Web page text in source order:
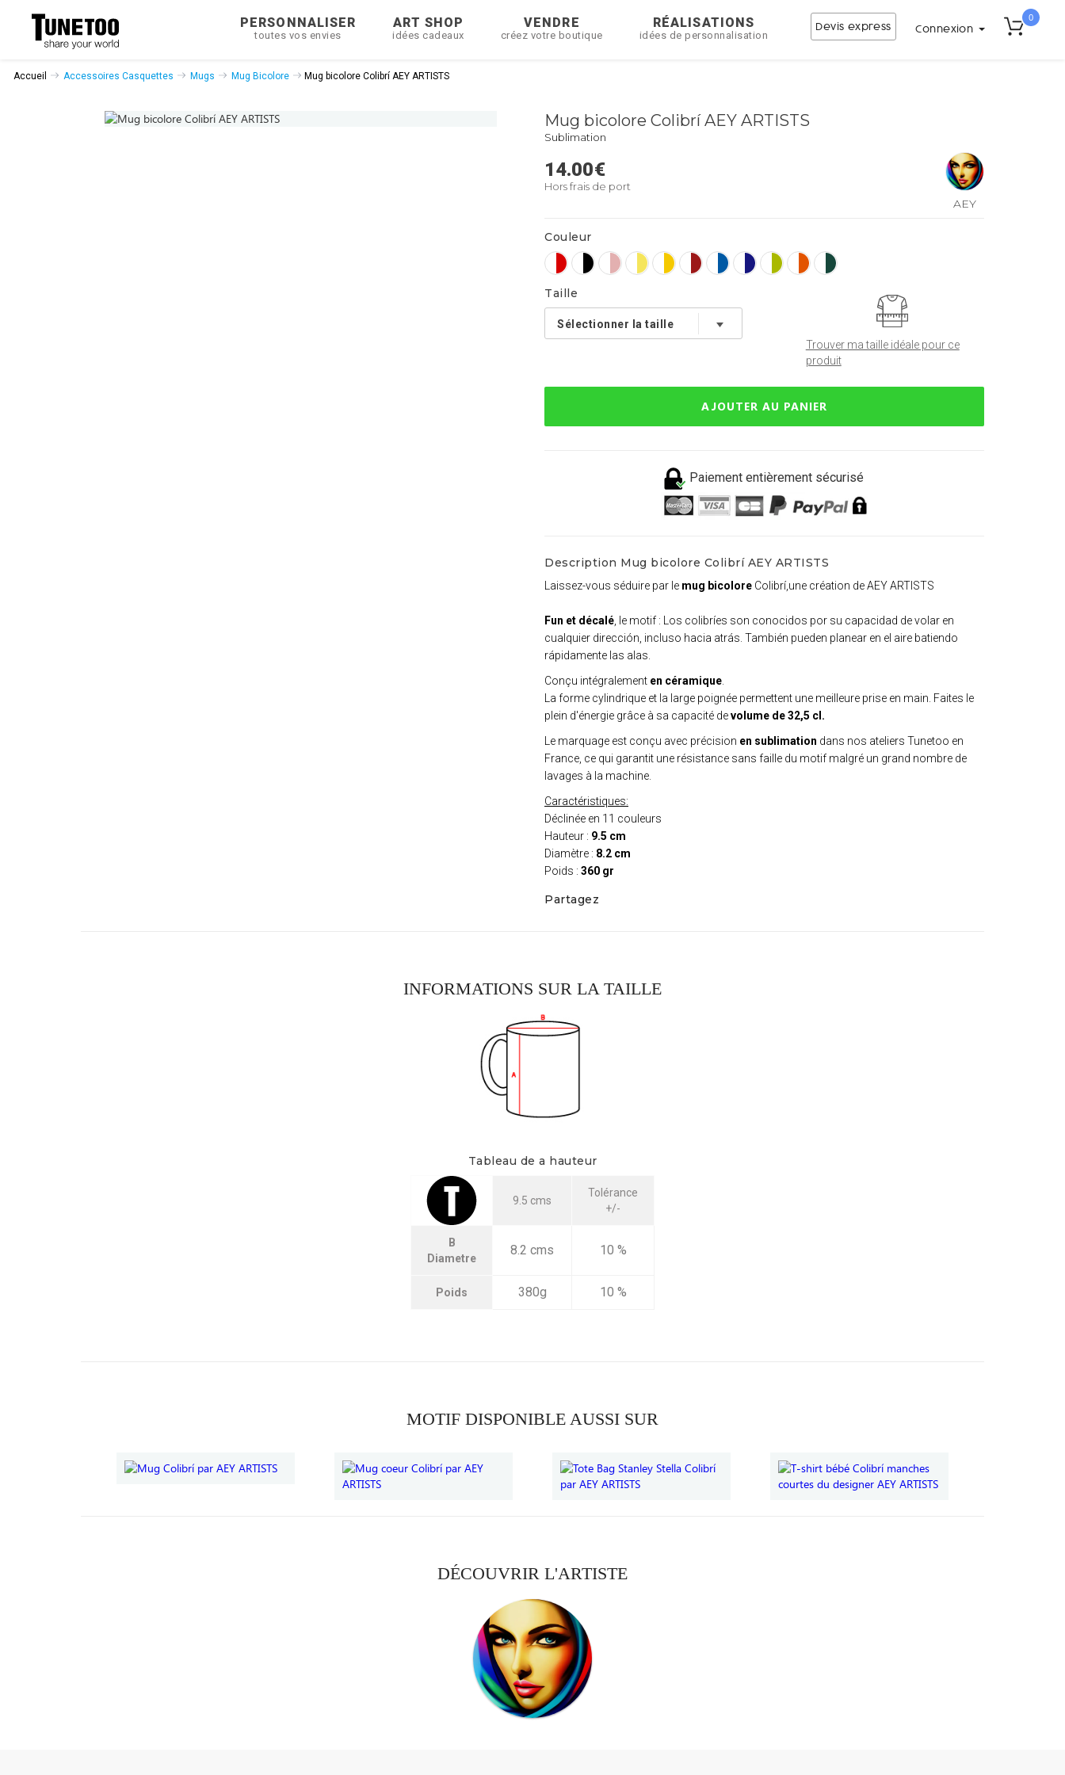
PERSONNALISER
toutes vos envies
ART SHOP
idées cadeaux
VENDRE
créez votre boutique
RÉALISATIONS
idées de personnalisation
Devis express Connexion
0
Accueil Accessoires Casquettes Mugs Mug Bicolore Mug bicolore Colibrí AEY ARTISTS
Mug bicolore Colibrí AEY ARTISTS
Sublimation
14.00€
Hors frais de port
AEY
Couleur
Taille
Trouver ma taille idéale pour ce
produit
AJOUTER AU PANIER
Paiement entièrement sécurisé
Description Mug bicolore Colibrí AEY ARTISTS
Laissez-vous séduire par le mug bicolore Colibrí,une création de AEY ARTISTS
Fun et décalé , le motif : Los colibríes son conocidos por su capacidad de volar en
cualquier dirección, incluso hacia atrás. También pueden planear en el aire batiendo
rápidamente las alas.
Conçu intégralement en céramique
La forme cylindrique et la large poignée permettent une meilleure prise en main. Faites le
plein d'énergie grâce à sa capacité devolume de 32,5 cl.
Le marquage est conçu avec précision en sublimation dans nos ateliers Tunetoo en
France, ce qui garantit une résistance sans faille du motif malgré un grand nombre de
lavages à la machine.
Caractéristiques:
Déclinée en 11 couleurs
Hauteur : 9.5 cm
Diamètre : 8.2 cm
Poids : 360 gr
Partagez
INFORMATIONS SUR LA TAILLE
Tableau de a hauteur
9.5 cms
Tolérance
+/-
B
Diametre
8.2 cms 10 %
Poids 380g 10 %
MOTIF DISPONIBLE AUSSI SUR
DÉCOUVRIR L'ARTISTE